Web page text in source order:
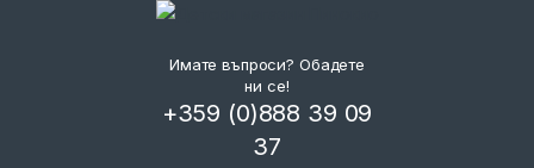
Имате въпроси? Обадете
ни се!
+359 (0)888 39 09
37